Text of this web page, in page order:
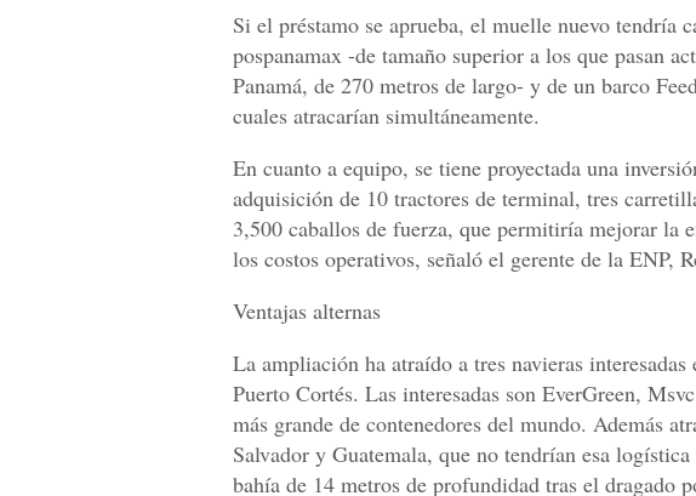
Si el préstamo se aprueba, el muelle nuevo tendría
pospanamax -de tamaño superior a los que pasan
Panamá, de 270 metros de largo- y de un barco
cuales atracarían simultáneamente.
En cuanto a equipo, se tiene proyectada una
adquisición de 10 tractores de terminal, tres
3,500 caballos de fuerza, que permitiría mejorar la
los costos operativos, señaló el gerente de la ENP,
Ventajas alternas
La ampliación ha atraído a tres navieras
Puerto Cortés. Las interesadas son EverGreen,
más grande de contenedores del mundo. Además
Salvador y Guatemala, que no tendrían esa
bahía de 14 metros de profundidad tras el dragado